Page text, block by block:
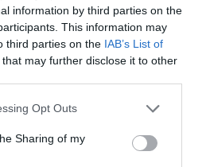
information by third parties on the
This information may
third parties on the IAB’s List of
that may further disclose it to other
app uses one or more Google
behaviour. You may click to
and its third-party tags to
Opt Outs
Sharing of my